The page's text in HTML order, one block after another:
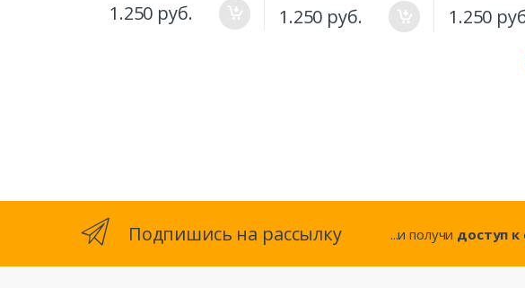
1.250 руб. 1.250 руб. 1.250
Подпишись на рассылку ...и получи доступ